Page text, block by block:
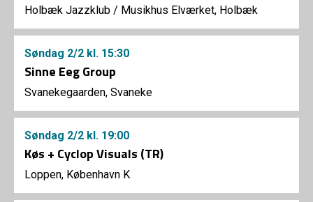
Holbæk Jazzklub / Musikhus Elværket, Holbæk
Søndag 2/2 kl. 15:30
Sinne Eeg Group
Svanekegaarden, Svaneke
Søndag 2/2 kl. 19:00
Køs + Cyclop Visuals (TR)
Loppen, København K